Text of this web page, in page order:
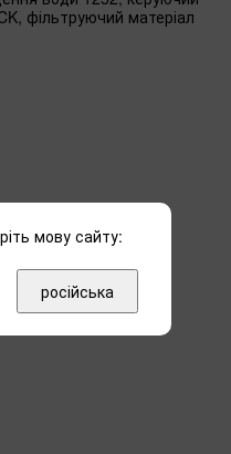
фільтруючий матеріал
мову сайту:
російська